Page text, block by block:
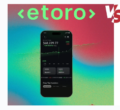
éclairé, adapté à votre
professionnelle.